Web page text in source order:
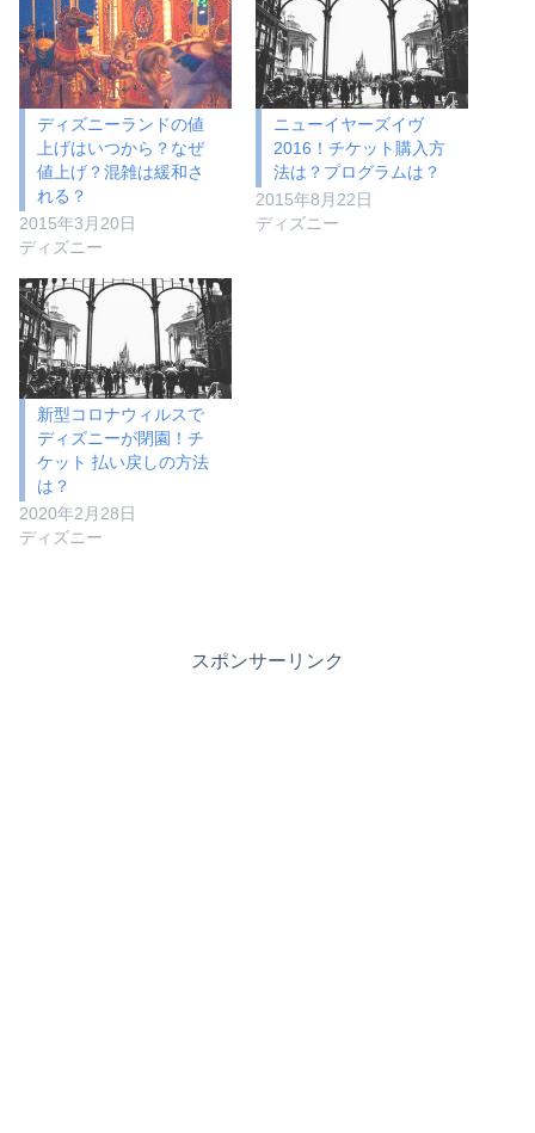
ディズニーランドの値
上げはいつから？なぜ
値上げ？混雑は緩和さ
れる？
2015年3月20日
ディズニー
ニューイヤーズイヴ
2016！チケット購入方
法は？プログラムは？
2015年8月22日
ディズニー
新型コロナウィルスで
ディズニーが閉園！チ
ケット 払い戻しの方法
は？
2020年2月28日
ディズニー
スポンサーリンク